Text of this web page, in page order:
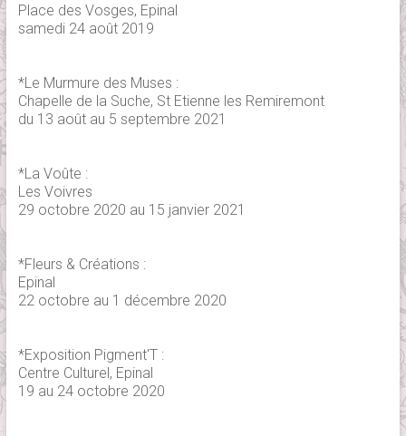
Place des Vosges, Epinal
samedi 24 août 2019
*Le Murmure des Muses :
Chapelle de la Suche, St Etienne les Remiremont
du 13 août au 5 septembre 2021
*La Voûte :
Les Voivres
29 octobre 2020 au 15 janvier 2021
*Fleurs & Créations :
Epinal
22 octobre au 1 décembre 2020
*Exposition Pigment'T :
Centre Culturel, Epinal
19 au 24 octobre 2020